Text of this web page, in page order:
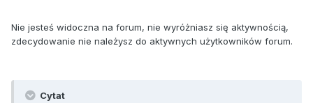
Nie jesteś widoczna na forum, nie wyróżniasz się aktywnością,
zdecydowanie nie należysz do aktywnych użytkowników forum.
Cytat